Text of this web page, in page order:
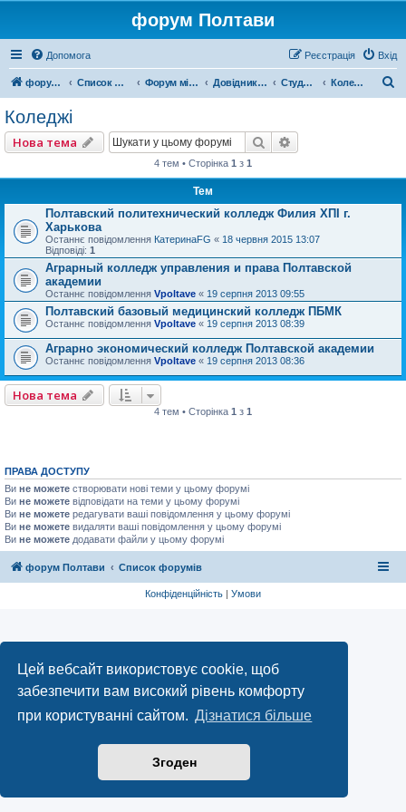
Цей вебсайт використовує cookie, щоб
забезпечити вам високий рівень комфорту
при користуванні сайтом. Дізнатися більше
Згоден
форум Полтави
Допомога Вхід
Реєстрація
форум Полтави Список форумів Форум міста Полтава Довідник Полтави Студентський форум Коледжі
Коледжі
Нова тема Пошук
4 тем • Сторінка 1 з 1
Тем
Полтавский политехнический колледж Филия ХПІ г.
Харькова
Останнє повідомлення КатеринаFG « 18 червня 2015 13:07
Відповіді: 1
Аграрный колледж управления и права Полтавской
академии
Останнє повідомлення Vpoltave « 19 серпня 2013 09:55
Полтавский базовый медицинский колледж ПБМК
Останнє повідомлення Vpoltave « 19 серпня 2013 08:39
Аграрно экономический колледж Полтавской академии
Останнє повідомлення Vpoltave « 19 серпня 2013 08:36
Нова тема
4 тем • Сторінка 1 з 1
ПРАВА ДОСТУПУ
Ви не можете створювати нові теми у цьому форумі
Ви не можете відповідати на теми у цьому форумі
Ви не можете редагувати ваші повідомлення у цьому форумі
Ви не можете видаляти ваші повідомлення у цьому форумі
Ви не можете додавати файли у цьому форумі
форум Полтави Список форумів
Конфіденційність | Умови